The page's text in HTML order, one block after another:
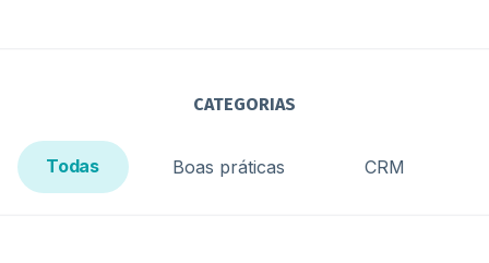
CATEGORIAS
Todas Boas práticas CRM